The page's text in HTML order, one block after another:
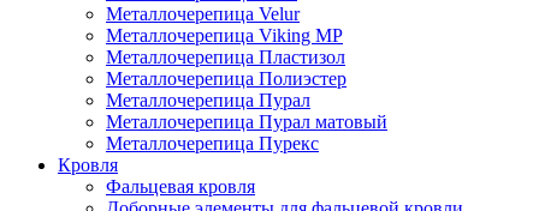
Металлочерепица Velur
Металлочерепица Viking MP
Металлочерепица Пластизол
Металлочерепица Полиэстер
Металлочерепица Пурал
Металлочерепица Пурал матовый
Металлочерепица Пурекс
Кровля
Фальцевая кровля